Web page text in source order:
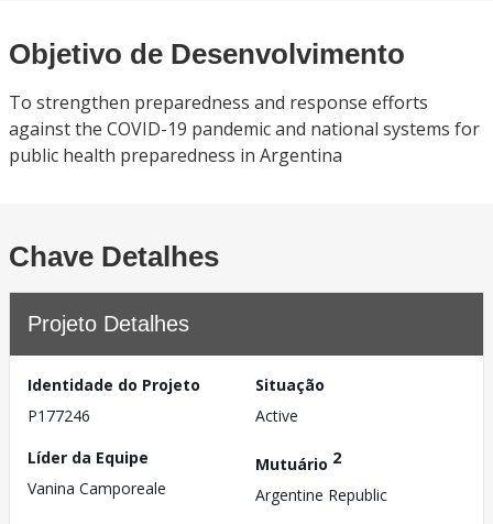
Objetivo de Desenvolvimento
To strengthen preparedness and response efforts
against the COVID-19 pandemic and national systems for
public health preparedness in Argentina
Chave Detalhes
Projeto Detalhes
Identidade do Projeto
P177246
Situação
Active
Líder da Equipe
Vanina Camporeale
Mutuário 2
Argentine Republic